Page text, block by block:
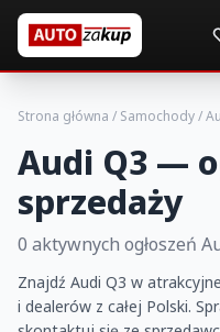
Strona główna / Samochody/
Audi Q3 —
sprzedaży
0 aktywnych ogłoszeń
Znajdź Audi Q3 w
i dealerów z całej Polski.